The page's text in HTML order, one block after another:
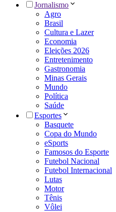
Jornalismo
Agro
Brasil
Cultura e Lazer
Economia
Eleições 2026
Entretenimento
Gastronomia
Minas Gerais
Mundo
Política
Saúde
Esportes
Basquete
Copa do Mundo
eSports
Famosos do Esporte
Futebol Nacional
Futebol Internacional
Lutas
Motor
Tênis
Vôlei